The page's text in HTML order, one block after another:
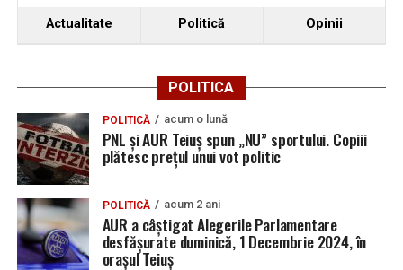
Actualitate Politică Opinii
POLITICA
POLITICĂ acum o lună
PNL și AUR Teiuș spun „NU” sportului. Copiii
plătesc prețul unui vot politic
POLITICĂ acum 2 ani
AUR a câștigat Alegerile Parlamentare
desfășurate duminică, 1 Decembrie 2024, în
orașul Teiuș